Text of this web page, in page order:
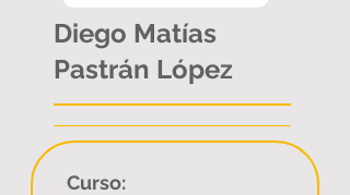
Diego Matías
Pastrán López
Curso: